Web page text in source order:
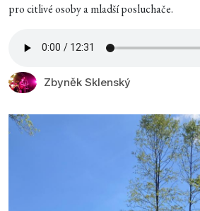
pro citlivé osoby a mladší posluchače.
Zbyněk Sklenský